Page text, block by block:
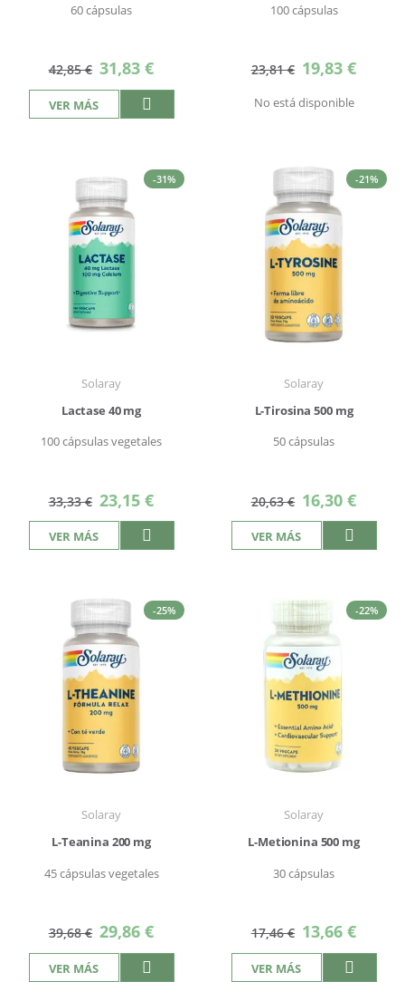
60 cápsulas
42,85 € Precio
especial
31,83 €
VER MÁS
100 cápsulas
23,81 € Precio
especial
19,83 €
No está disponible
-31%
Solaray
Lactase 40 mg
100 cápsulas vegetales
33,33 € Precio
especial
23,15 €
VER MÁS
-21%
Solaray
L-Tirosina 500 mg
50 cápsulas
20,63 € Precio
especial
16,30 €
VER MÁS
-25%
Solaray
L-Teanina 200 mg
45 cápsulas vegetales
39,68 € Precio
especial
29,86 €
VER MÁS
-22%
Solaray
L-Metionina 500 mg
30 cápsulas
17,46 € Precio
especial
13,66 €
VER MÁS